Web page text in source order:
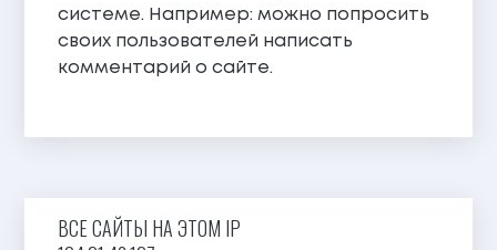
системе. Например: можно попросить
своих пользователей написать
комментарий о сайте.
ВСЕ САЙТЫ НА ЭТОМ IP